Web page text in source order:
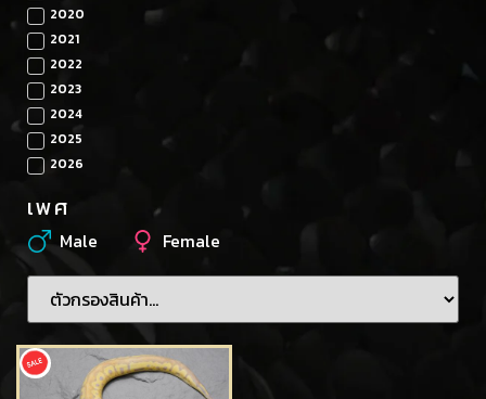
2020
2021
2022
2023
2024
2025
2026
เพศ
Male Female